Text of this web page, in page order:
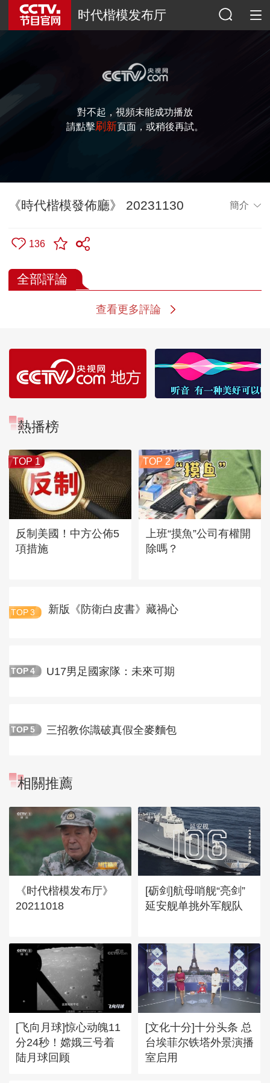
时代楷模发布厅
對不起，視頻未能成功播放
請點擊刷新頁面，或稍後再試。
《時代楷模發佈廳》 20231130 簡介
136
全部評論
查看更多評論
熱播榜
TOP 1
反制美國！中方公佈5
項措施
TOP 2
上班“摸魚”公司有權開
除嗎？
TOP 3 新版《防衛白皮書》藏禍心
TOP 4 U17男足國家隊：未來可期
TOP 5 三招教你識破真假全麥麵包
相關推薦
《时代楷模发布厅》
20211018
[砺剑]航母哨舰“亮剑”
延安舰单挑外军舰队
[飞向月球]惊心动魄11
分24秒！嫦娥三号着
陆月球回顾
[文化十分]十分头条 总
台埃菲尔铁塔外景演播
室启用